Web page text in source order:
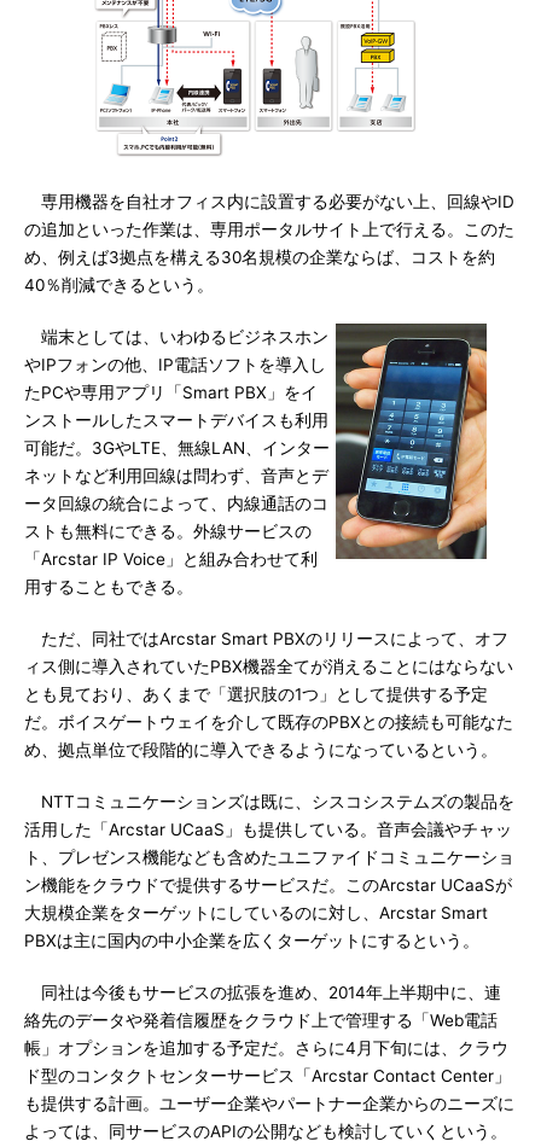
専用機器を自社オフィス内に設置する必要がない上、回線やID
の追加といった作業は、専用ポータルサイト上で行える。このた
め、例えば3拠点を構える30名規模の企業ならば、コストを約
40％削減できるという。
端末としては、いわゆるビジネスホン
やIPフォンの他、IP電話ソフトを導入し
たPCや専用アプリ「Smart PBX」をイ
ンストールしたスマートデバイスも利用
可能だ。3GやLTE、無線LAN、インター
ネットなど利用回線は問わず、音声とデ
ータ回線の統合によって、内線通話のコ
ストも無料にできる。外線サービスの
「Arcstar IP Voice」と組み合わせて利
用することもできる。
ただ、同社ではArcstar Smart PBXのリリースによって、オフ
ィス側に導入されていたPBX機器全てが消えることにはならない
とも見ており、あくまで「選択肢の1つ」として提供する予定
だ。ボイスゲートウェイを介して既存のPBXとの接続も可能なた
め、拠点単位で段階的に導入できるようになっているという。
NTTコミュニケーションズは既に、シスコシステムズの製品を
活用した「Arcstar UCaaS」も提供している。音声会議やチャッ
ト、プレゼンス機能なども含めたユニファイドコミュニケーショ
ン機能をクラウドで提供するサービスだ。このArcstar UCaaSが
大規模企業をターゲットにしているのに対し、Arcstar Smart
PBXは主に国内の中小企業を広くターゲットにするという。
同社は今後もサービスの拡張を進め、2014年上半期中に、連
絡先のデータや発着信履歴をクラウド上で管理する「Web電話
帳」オプションを追加する予定だ。さらに4月下旬には、クラウ
ド型のコンタクトセンターサービス「Arcstar Contact Center」
も提供する計画。ユーザー企業やパートナー企業からのニーズに
よっては、同サービスのAPIの公開なども検討していくという。